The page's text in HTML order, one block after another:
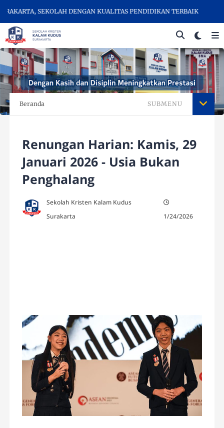
SEKOLAH DENGAN KUALITAS PENDIDIKAN TERBAIK
Beranda SUBMENU
Renungan Harian: Kamis, 29
Januari 2026 - Usia Bukan
Penghalang
Sekolah Kristen Kalam Kudus
Surakarta
1/24/2026